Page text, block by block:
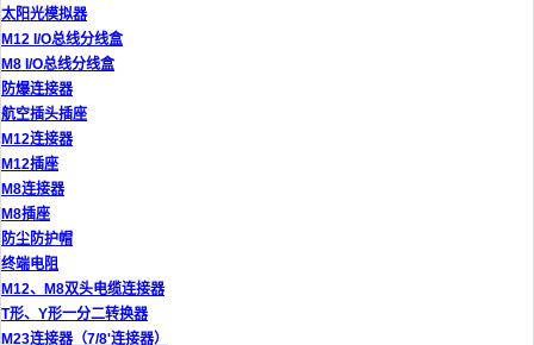
太阳光模拟器
M12 I/O总线分线盒
M8 I/O总线分线盒
防爆连接器
航空插头插座
M12连接器
M12插座
M8连接器
M8插座
防尘防护帽
终端电阻
M12、M8双头电缆连接器
T形、Y形一分二转换器
M23连接器（7/8'连接器）